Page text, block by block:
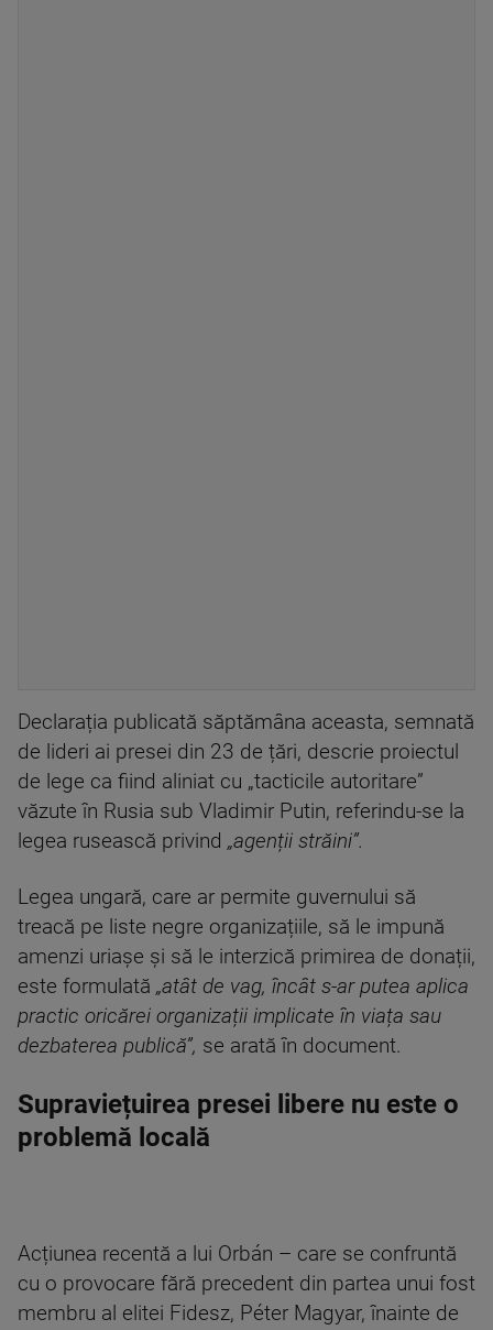
Declarația publicată săptămâna aceasta, semnată
de lideri ai presei din 23 de țări, descrie proiectul
de lege ca fiind aliniat cu „tacticile autoritare”
văzute în Rusia sub Vladimir Putin, referindu-se la
legea rusească privind „agenții străini”.
Legea ungară, care ar permite guvernului să
treacă pe liste negre organizațiile, să le impună
amenzi uriașe și să le interzică primirea de donații,
este formulată „atât de vag, încât s-ar putea aplica
practic oricărei organizații implicate în viața sau
dezbaterea publică”, se arată în document.
Supraviețuirea presei libere nu este o
problemă locală
Acțiunea recentă a lui Orbán – care se confruntă
cu o provocare fără precedent din partea unui fost
membru al elitei Fidesz, Péter Magyar, înainte de